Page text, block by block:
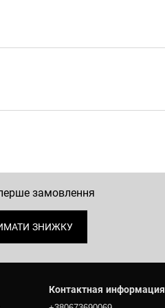
замовлення
ЗНИЖКУ
Контактная информация